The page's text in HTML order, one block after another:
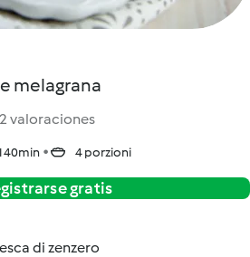
melagrana
valoraciones
40min 4 porzioni
gratis
di zenzero